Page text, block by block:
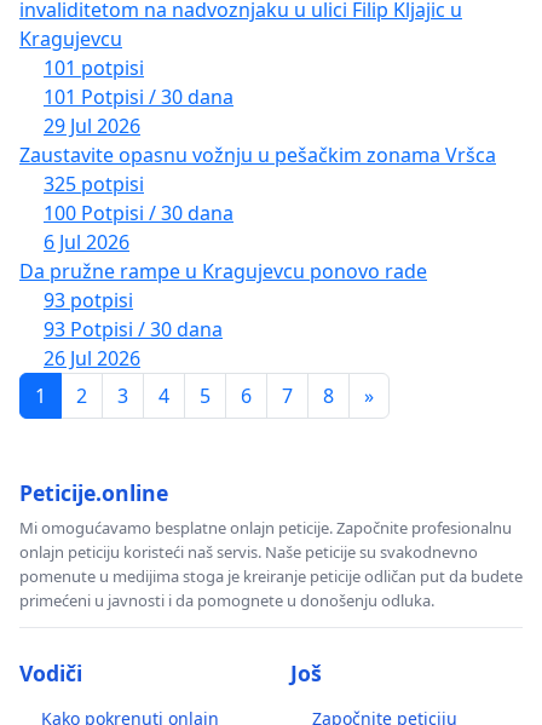
invaliditetom na nadvoznjaku u ulici Filip Kljajic u
Kragujevcu
101 potpisi
101 Potpisi / 30 dana
29 Jul 2026
Zaustavite opasnu vožnju u pešačkim zonama Vršca
325 potpisi
100 Potpisi / 30 dana
6 Jul 2026
Da pružne rampe u Kragujevcu ponovo rade
93 potpisi
93 Potpisi / 30 dana
26 Jul 2026
1
2 3 4 5 6 7 8 »
Peticije.online
Mi omogućavamo besplatne onlajn peticije. Započnite profesionalnu
onlajn peticiju koristeći naš servis. Naše peticije su svakodnevno
pomenute u medijima stoga je kreiranje peticije odličan put da budete
primećeni u javnosti i da pomognete u donošenju odluka.
Vodiči
Kako pokrenuti onlajn
Još
Započnite peticiju